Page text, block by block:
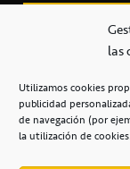
las
Utilizamos cookies
publicidad
de navegación (por
la utilización de cookies.
+34